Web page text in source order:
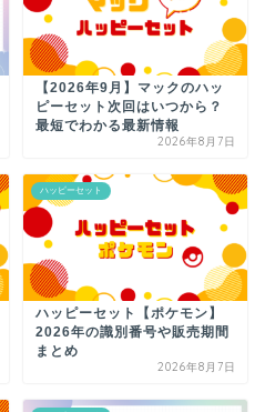
【2026年9月】マックのハッ
ピーセット次回はいつから？
最短でわかる最新情報
2026年8月7日
ハッピーセット
ハッピーセット【ポケモン】
2026年の識別番号や販売期間
まとめ
2026年8月7日